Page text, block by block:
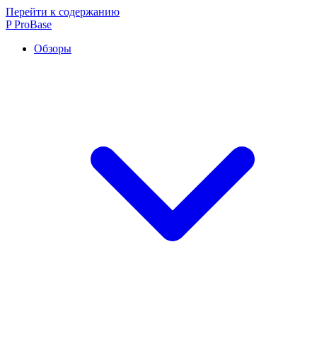
Перейти к содержанию
P ProBase
Обзоры